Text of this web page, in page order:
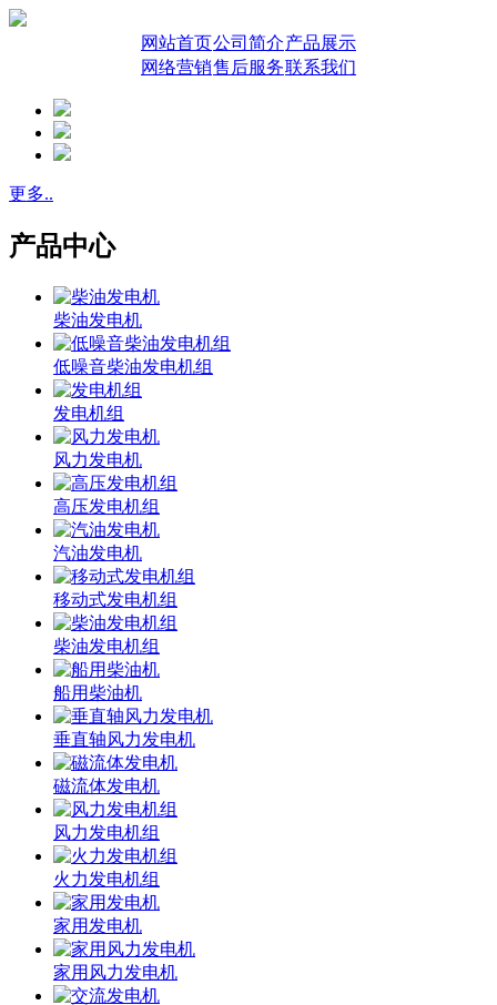
网站首页公司简介产品展示
网络营销售后服务联系我们
更多..
产品中心
柴油发电机
低噪音柴油发电机组
发电机组
风力发电机
高压发电机组
汽油发电机
移动式发电机组
柴油发电机组
船用柴油机
垂直轴风力发电机
磁流体发电机
风力发电机组
火力发电机组
家用发电机
家用风力发电机